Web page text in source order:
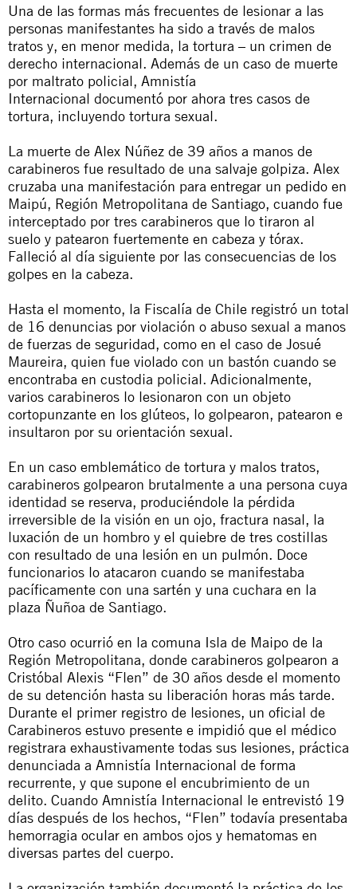
Una de las formas más frecuentes de lesionar a las
personas manifestantes ha sido a través de malos
tratos y, en menor medida, la tortura – un crimen de
derecho internacional. Además de un caso de muerte
por maltrato policial, Amnistía
Internacional documentó por ahora tres casos de
tortura, incluyendo tortura sexual.
La muerte de Alex Núñez de 39 años a manos de
carabineros fue resultado de una salvaje golpiza. Alex
cruzaba una manifestación para entregar un pedido en
Maipú, Región Metropolitana de Santiago, cuando fue
interceptado por tres carabineros que lo tiraron al
suelo y patearon fuertemente en cabeza y tórax.
Falleció al día siguiente por las consecuencias de los
golpes en la cabeza.
Hasta el momento, la Fiscalía de Chile registró un total
de 16 denuncias por violación o abuso sexual a manos
de fuerzas de seguridad, como en el caso de Josué
Maureira, quien fue violado con un bastón cuando se
encontraba en custodia policial. Adicionalmente,
varios carabineros lo lesionaron con un objeto
cortopunzante en los glúteos, lo golpearon, patearon e
insultaron por su orientación sexual.
En un caso emblemático de tortura y malos tratos,
carabineros golpearon brutalmente a una persona cuya
identidad se reserva, produciéndole la pérdida
irreversible de la visión en un ojo, fractura nasal, la
luxación de un hombro y el quiebre de tres costillas
con resultado de una lesión en un pulmón. Doce
funcionarios lo atacaron cuando se manifestaba
pacíficamente con una sartén y una cuchara en la
plaza Ñuñoa de Santiago.
Otro caso ocurrió en la comuna Isla de Maipo de la
Región Metropolitana, donde carabineros golpearon a
Cristóbal Alexis “Flen” de 30 años desde el momento
de su detención hasta su liberación horas más tarde.
Durante el primer registro de lesiones, un oficial de
Carabineros estuvo presente e impidió que el médico
registrara exhaustivamente todas sus lesiones, práctica
denunciada a Amnistía Internacional de forma
recurrente, y que supone el encubrimiento de un
delito. Cuando Amnistía Internacional le entrevistó 19
días después de los hechos, “Flen” todavía presentaba
hemorragia ocular en ambos ojos y hematomas en
diversas partes del cuerpo.